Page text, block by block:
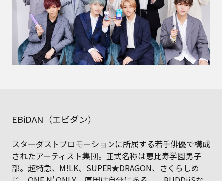
EBiDAN（エビダン）
スターダストプロモーションに所属する若手俳優で構成
されたアーティスト集団。正式名称は恵比寿学園男子
部。超特急、M!LK、SUPER★DRAGON、さくらしめ